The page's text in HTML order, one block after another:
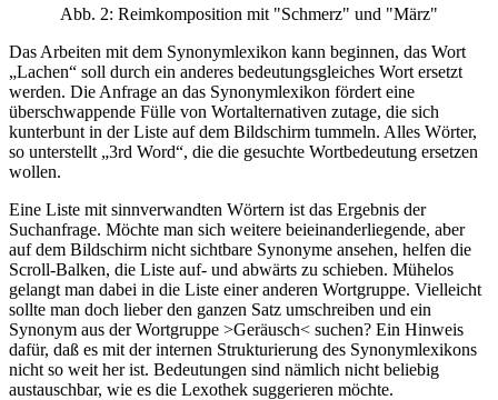
Abb. 2: Reimkomposition mit "Schmerz" und "März"
Das Arbeiten mit dem Synonymlexikon kann beginnen, das Wort
„Lachen“ soll durch ein anderes bedeutungsgleiches Wort ersetzt
werden. Die Anfrage an das Synonymlexikon fördert eine
überschwappende Fülle von Wortalternativen zutage, die sich
kunterbunt in der Liste auf dem Bildschirm tummeln. Alles Wörter,
so unterstellt „3rd Word“, die die gesuchte Wortbedeutung ersetzen
wollen.
Eine Liste mit sinnverwandten Wörtern ist das Ergebnis der
Suchanfrage. Möchte man sich weitere beieinanderliegende, aber
auf dem Bildschirm nicht sichtbare Synonyme ansehen, helfen die
Scroll-Balken, die Liste auf- und abwärts zu schieben. Mühelos
gelangt man dabei in die Liste einer anderen Wortgruppe. Vielleicht
sollte man doch lieber den ganzen Satz umschreiben und ein
Synonym aus der Wortgruppe >Geräusch< suchen? Ein Hinweis
dafür, daß es mit der internen Strukturierung des Synonymlexikons
nicht so weit her ist. Bedeutungen sind nämlich nicht beliebig
austauschbar, wie es die Lexothek suggerieren möchte.